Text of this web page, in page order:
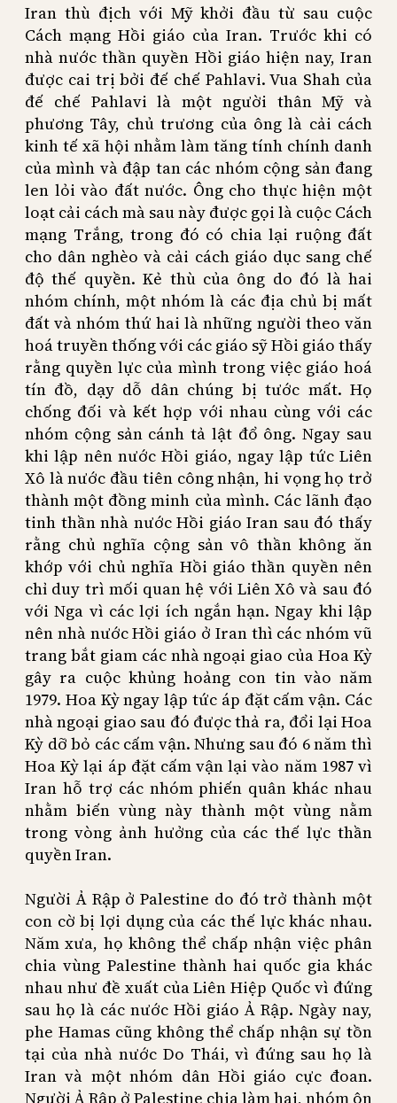
Iran thù địch với Mỹ khởi đầu từ sau cuộc
Cách mạng Hồi giáo của Iran. Trước khi có
nhà nước thần quyền Hồi giáo hiện nay, Iran
được cai trị bởi đế chế Pahlavi. Vua Shah của
đế chế Pahlavi là một người thân Mỹ và
phương Tây, chủ trương của ông là cải cách
kinh tế xã hội nhằm làm tăng tính chính danh
của mình và đập tan các nhóm cộng sản đang
len lỏi vào đất nước. Ông cho thực hiện một
loạt cải cách mà sau này được gọi là cuộc Cách
mạng Trắng, trong đó có chia lại ruộng đất
cho dân nghèo và cải cách giáo dục sang chế
độ thế quyền. Kẻ thù của ông do đó là hai
nhóm chính, một nhóm là các địa chủ bị mất
đất và nhóm thứ hai là những người theo văn
hoá truyền thống với các giáo sỹ Hồi giáo thấy
rằng quyền lực của mình trong việc giáo hoá
tín đồ, dạy dỗ dân chúng bị tước mất. Họ
chống đối và kết hợp với nhau cùng với các
nhóm cộng sản cánh tả lật đổ ông. Ngay sau
khi lập nên nước Hồi giáo, ngay lập tức Liên
Xô là nước đầu tiên công nhận, hi vọng họ trở
thành một đồng minh của mình. Các lãnh đạo
tinh thần nhà nước Hồi giáo Iran sau đó thấy
rằng chủ nghĩa cộng sản vô thần không ăn
khớp với chủ nghĩa Hồi giáo thần quyền nên
chỉ duy trì mối quan hệ với Liên Xô và sau đó
với Nga vì các lợi ích ngắn hạn. Ngay khi lập
nên nhà nước Hồi giáo ở Iran thì các nhóm vũ
trang bắt giam các nhà ngoại giao của Hoa Kỳ
gây ra cuộc khủng hoảng con tin vào năm
1979. Hoa Kỳ ngay lập tức áp đặt cấm vận. Các
nhà ngoại giao sau đó được thả ra, đổi lại Hoa
Kỳ dỡ bỏ các cấm vận. Nhưng sau đó 6 năm thì
Hoa Kỳ lại áp đặt cấm vận lại vào năm 1987 vì
Iran hỗ trợ các nhóm phiến quân khác nhau
nhằm biến vùng này thành một vùng nằm
trong vòng ảnh hưởng của các thế lực thần
quyền Iran.
Người Ả Rập ở Palestine do đó trở thành một
con cờ bị lợi dụng của các thế lực khác nhau.
Năm xưa, họ không thể chấp nhận việc phân
chia vùng Palestine thành hai quốc gia khác
nhau như đề xuất của Liên Hiệp Quốc vì đứng
sau họ là các nước Hồi giáo Ả Rập. Ngày nay,
phe Hamas cũng không thể chấp nhận sự tồn
tại của nhà nước Do Thái, vì đứng sau họ là
Iran và một nhóm dân Hồi giáo cực đoan.
Người Ả Rập ở Palestine chia làm hai, nhóm ôn